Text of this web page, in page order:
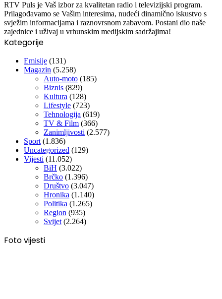
RTV Puls je Vaš izbor za kvalitetan radio i televizijski program.
Prilagođavamo se Vašim interesima, nudeći dinamično iskustvo s
svježim informacijama i raznovrsnom zabavom. Postani dio naše
zajednice i uživaj u vrhunskim medijskim sadržajima!
Kategorije
Emisije (131)
Magazin (5.258)
Auto-moto (185)
Biznis (829)
Kultura (128)
Lifestyle (723)
Tehnologija (619)
TV & Film (366)
Zanimljivosti (2.577)
Sport (1.836)
Uncategorized (129)
Vijesti (11.052)
BiH (3.022)
Brčko (1.396)
Društvo (3.047)
Hronika (1.140)
Politika (1.265)
Region (935)
Svijet (2.264)
Foto vijesti